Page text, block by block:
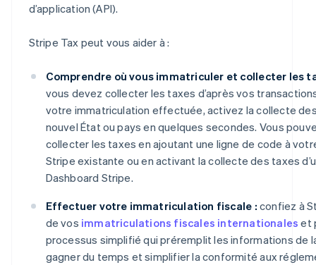
d’application (API).
Stripe Tax peut vous aider à :
Comprendre où vous immatriculer et collecter les
vous devez collecter les taxes d’après vos
votre immatriculation effectuée, activez la collecte
nouvel État ou pays en quelques secondes. Vous
collecter les taxes en ajoutant une ligne de code à
Stripe existante ou en activant la collecte des taxes
Dashboard Stripe.
Effectuer votre immatriculation fiscale : confiez à
de vos immatriculations fiscales internationales et
processus simplifié qui préremplit les informations de
gagner du temps et simplifier la conformité aux